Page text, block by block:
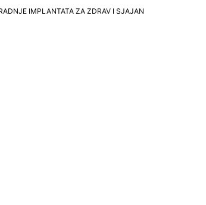
IMPLANTATA ZA ZDRAV I SJAJAN